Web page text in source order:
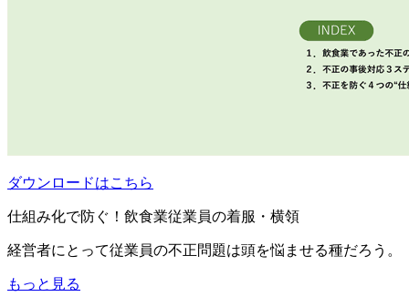
ダウンロードはこちら
仕組み化で防ぐ！飲食業従業員の着服・横領
経営者にとって従業員の不正問題は頭を悩ませる種だろう。
もっと見る